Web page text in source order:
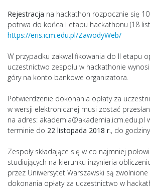
Rejestracja na hackathon rozpocznie się
potrwa do końca I etapu hackathonu (18
https://eris.icm.edu.pl/ZawodyWeb/
W przypadku zakwalifikowania do II etapu
uczestnictwo zespołu w hackathonie wynosi
góry na konto bankowe organizatora.
Potwierdzenie dokonania opłaty za
w wersji elektronicznej musi zostać
na adres: akademia@akademia.icm.edu.pl
terminie do 22 listopada 2018 r., do
Zespoły składające się w co najmniej
studiujących na kierunku inżynieria
przez Uniwersytet Warszawski są
dokonania opłaty za uczestnictwo w